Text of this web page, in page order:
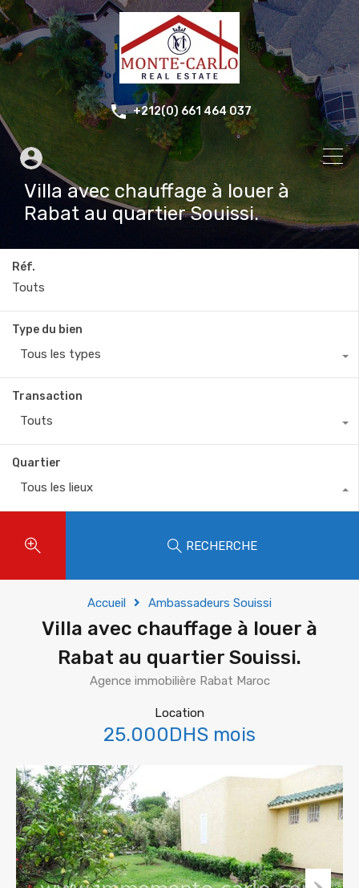
+212(0) 661 464 037
Villa avec chauffage à louer à
Rabat au quartier Souissi.
Réf.
Type du bien
Tous les types
Transaction
Touts
Quartier
Tous les lieux
RECHERCHE
Accueil Ambassadeurs Souissi
Villa avec chauffage à louer à
Rabat au quartier Souissi.
Agence immobilière Rabat Maroc
Location
25.000DHS mois